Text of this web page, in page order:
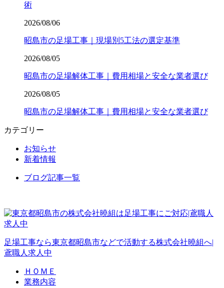
術
2026/08/06
昭島市の足場工事｜現場別5工法の選定基準
2026/08/05
昭島市の足場解体工事｜費用相場と安全な業者選び
2026/08/05
昭島市の足場解体工事｜費用相場と安全な業者選び
カテゴリー
お知らせ
新着情報
ブログ記事一覧
足場工事なら東京都昭島市などで活動する株式会社曉組へ|
鳶職人求人中
ＨＯＭＥ
業務内容